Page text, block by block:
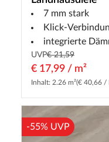
7 mm stark
Klick-
integrierte
UVP€ 21,59
€ 17,99 / m²
Inhalt: 2.26 m²(€ 40,66 /
-55% UVP